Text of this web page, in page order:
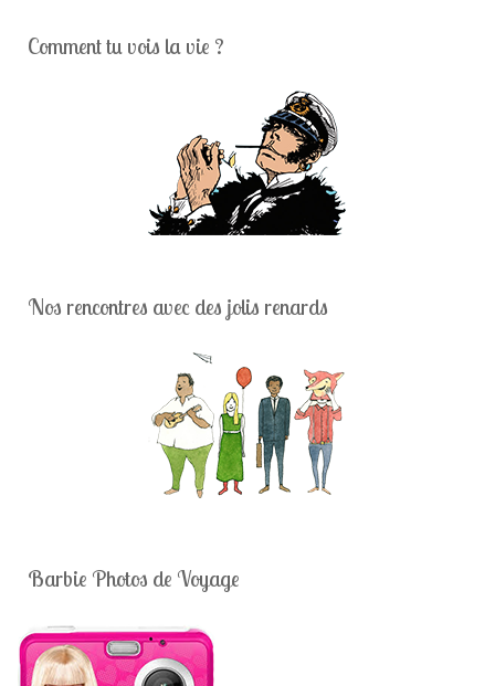
Comment tu vois la vie ?
Nos rencontres avec des jolis renards
Barbie Photos de Voyage